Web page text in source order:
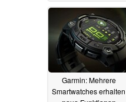
21.05.2025
Garmin: Mehrere
Smartwatches erhalten